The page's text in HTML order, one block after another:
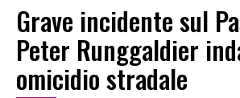
Grave incidente sul
Peter Runggaldier
omicidio stradale